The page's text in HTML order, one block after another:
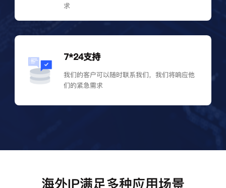
求
7*24支持
我们的客户可以随时联系我们，我们将响应他
们的紧急需求
海外IP满足多种应用场景